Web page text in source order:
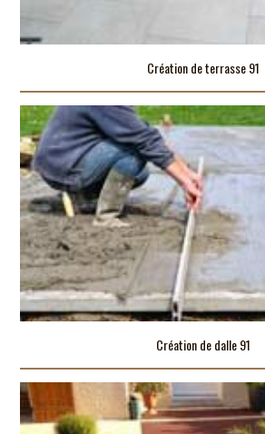
Création de terrasse 91
Création de dalle 91